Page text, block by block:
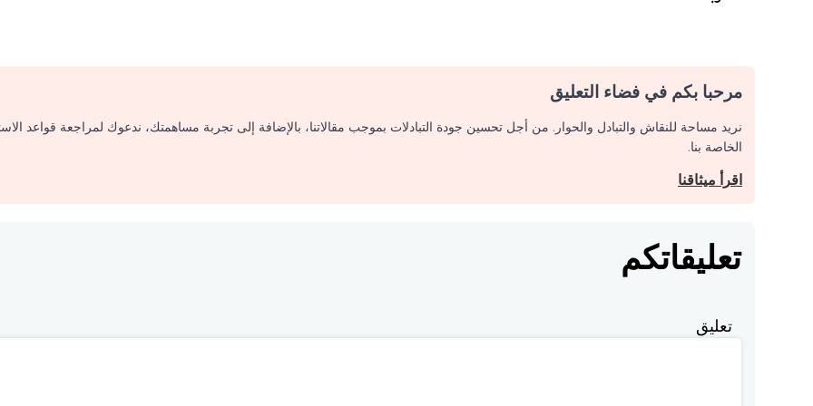
مرحبا بكم في فضاء التعليق
نريد مساحة للنقاش والتبادل والحوار. من أجل تحسين جودة التبادلات بموجب مقالاتنا، بالإضافة إلى تجربة مساهمتك، ندعوك لمراجعة قواعد
الخاصة بنا.
اقرأ ميثاقنا
تعليقاتكم
تعليق